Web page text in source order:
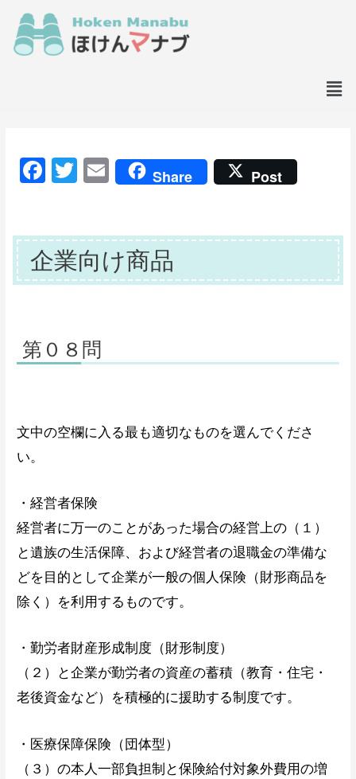
F
e
b
k
T
er
E
m
l
Share Post
企業向け商品
第０８問
文中の空欄に入る最も適切なものを選んでくださ
い。
・経営者保険
経営者に万一のことがあった場合の経営上の（１）
と遺族の生活保障、および経営者の退職金の準備な
どを目的として企業が一般の個人保険（財形商品を
除く）を利用するものです。
・勤労者財産形成制度（財形制度）
（２）と企業が勤労者の資産の蓄積（教育・住宅・
老後資金など）を積極的に援助する制度です。
・医療保障保険（団体型）
（３）の本人一部負担制と保険給付対象外費用の増